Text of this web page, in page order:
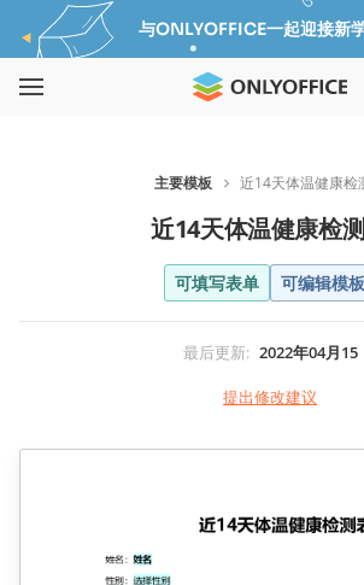
与ONLYOFFICE一起迎接新
主要模板 近14天体温健康检
近14天体温健康检
可填写表单 可编辑模板
最后更新: 2022年04月15
提出修改建议